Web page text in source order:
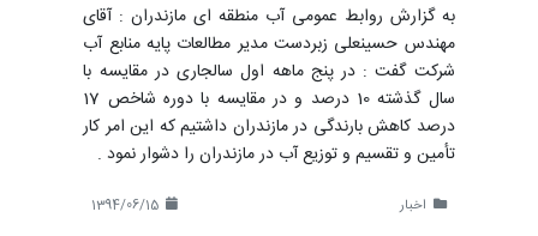
به گزارش روابط عمومی آب منطقه ای مازندران : آقای
مهندس حسینعلی زبردست مدیر مطالعات پایه منابع آب
شرکت گفت : در پنج ماهه اول سالجاری در مقایسه با
سال گذشته 10 درصد و در مقایسه با دوره شاخص 17
درصد کاهش بارندگی در مازندران داشتیم که این امر کار
تأمین و تقسیم و توزیع آب در مازندران را دشوار نمود .
اخبار